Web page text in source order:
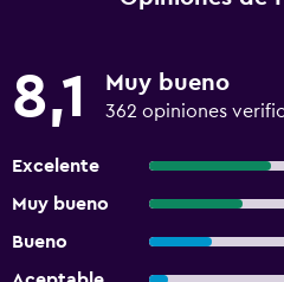
8,1 Muy bueno
362 opiniones
Excelente
Muy bueno
Bueno